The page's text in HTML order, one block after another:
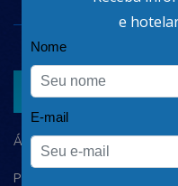
ÁREA DO ASSOCIADO
POLÍTICA DE PRIVACIDADE